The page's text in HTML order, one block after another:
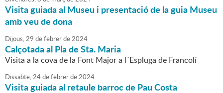
Visita guiada al Museu i presentació de la guia Museu
amb veu de dona
Dijous,29 defebrerde2024
Calçotada al Pla de Sta. Maria
Visita a la cova de la Font Major a l´Espluga de Francolí
Dissabte,24defebrerde2024
Visita guiada al retaule barroc de Pau Costa